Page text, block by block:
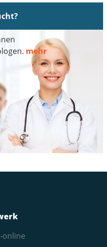
mehr
online